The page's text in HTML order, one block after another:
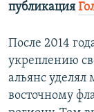
публикация
После 2014
укреплению
альянс
восточному